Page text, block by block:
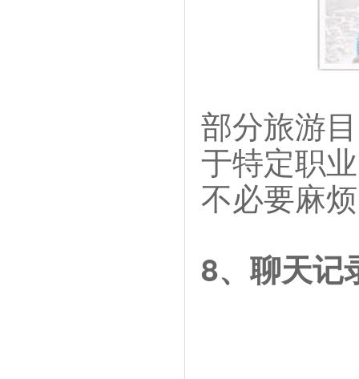
部分旅游
于特定职
不必要麻
8、聊天记